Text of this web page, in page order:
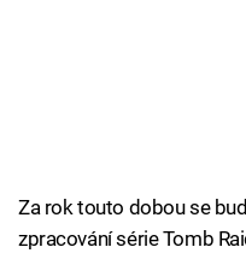
Za rok touto dobou se
zpracování série Tomb